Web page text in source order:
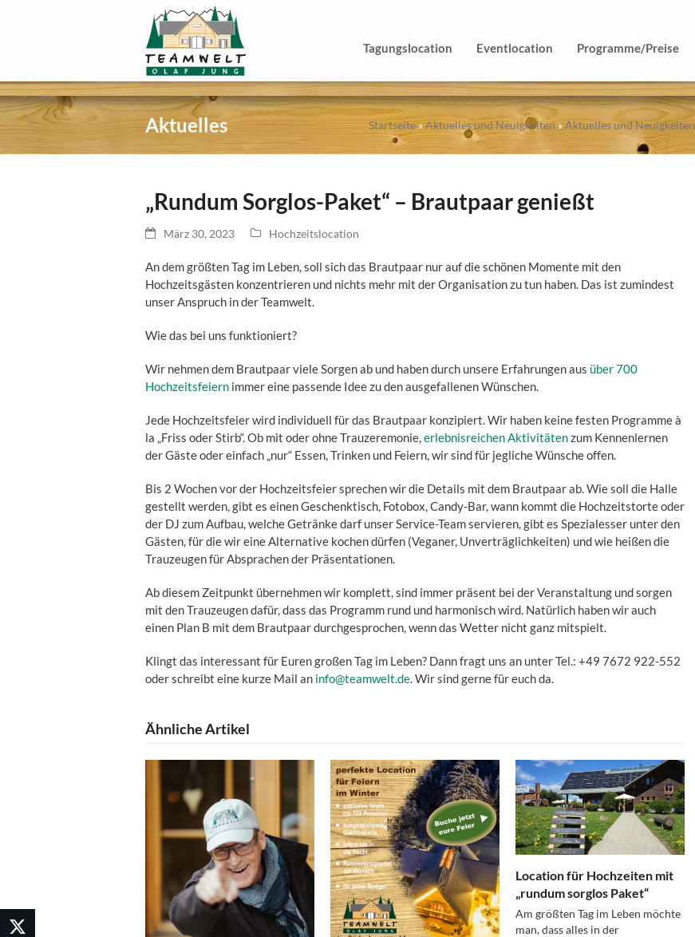
Tagungslocation Eventlocation Programme/Preise
Aktuelles Startseite»Aktuelles und Neuigkeiten »Aktuelles und Neuigkeiten
„Rundum Sorglos-Paket“ – Brautpaar genießt
März 30, 2023 Hochzeitslocation
An dem größten Tag im Leben, soll sich das Brautpaar nur auf die schönen Momente mit den
Hochzeitsgästen konzentrieren und nichts mehr mit der Organisation zu tun haben. Das ist zumindest
unser Anspruch in der Teamwelt.
Wie das bei uns funktioniert?
Wir nehmen dem Brautpaar viele Sorgen ab und haben durch unsere Erfahrungen aus über 700
Hochzeitsfeiern immer eine passende Idee zu den ausgefallenen Wünschen.
Jede Hochzeitsfeier wird individuell für das Brautpaar konzipiert. Wir haben keine festen Programme à
la „Friss oder Stirb“. Ob mit oder ohne Trauzeremonie, erlebnisreichen Aktivitätenzum Kennenlernen
der Gäste oder einfach „nur“ Essen, Trinken und Feiern, wir sind für jegliche Wünsche offen.
Bis 2 Wochen vor der Hochzeitsfeier sprechen wir die Details mit dem Brautpaar ab. Wie soll die Halle
gestellt werden, gibt es einen Geschenktisch, Fotobox, Candy-Bar, wann kommt die Hochzeitstorte oder
der DJ zum Aufbau, welche Getränke darf unser Service-Team servieren, gibt es Spezialesser unter den
Gästen, für die wir eine Alternative kochen dürfen (Veganer, Unverträglichkeiten) und wie heißen die
Trauzeugen für Absprachen der Präsentationen.
Ab diesem Zeitpunkt übernehmen wir komplett, sind immer präsent bei der Veranstaltung und sorgen
mit den Trauzeugen dafür, dass das Programm rund und harmonisch wird. Natürlich haben wir auch
einen Plan B mit dem Brautpaar durchgesprochen, wenn das Wetter nicht ganz mitspielt.
Klingt das interessant für Euren großen Tag im Leben? Dann fragt uns an unter Tel.: +49 7672 922-552
oder schreibt eine kurze Mail an info@teamwelt.de . Wir sind gerne für euch da.
Ähnliche Artikel
Location für Hochzeiten mit
„rundum sorglos Paket“
Am größten Tag im Leben möchte
man, dass alles in der